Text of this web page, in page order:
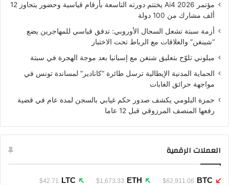
مؤتمر Ai4 2026 يختتم دورته التاسعة بأرقام قياسية وحضور يتجاوز 12
ألف مشارك من 100 دولة
أزمة سبتة تشعل السجال الأوروبي: تدفق قياسي للمهاجرين يضع
“شينغن” والعلاقات مع الرباط تحت الاختبار
ميلوني تلوّح بتعليق شنغن مع إسبانيا بعد موجة الهجرة في سبتة
الحماية المدنية الإيطالية ترسل طائرة “كانادير” لمساندة تونس في
مواجهة حرائق الغابات
حمزة البلومي يكشف صدور حكم غيابي بالسجن لمدة عام في قضية
رفعها المنصف المرزوقي قبل 12 عاما
العملات الرقمية
BTC
$62,911.06
ETH
$1,673.33
LTC
$42.71